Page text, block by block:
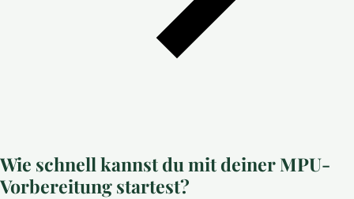
Wie schnell kannst du mit deiner MPU-
Vorbereitung startest?